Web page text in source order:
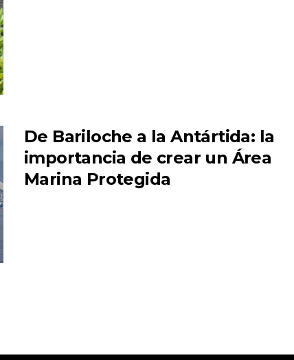
De Bariloche a la Antártida: la
importancia de crear un Área
Marina Protegida